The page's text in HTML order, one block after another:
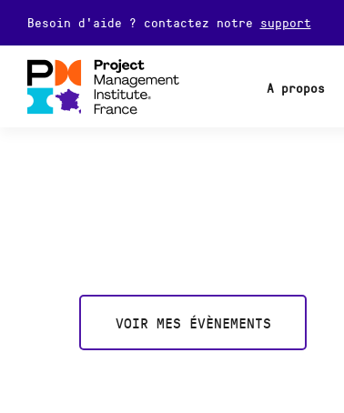
Besoin d'aide ? contactez notre support
A propos
VOIR MES ÉVÈNEMENTS